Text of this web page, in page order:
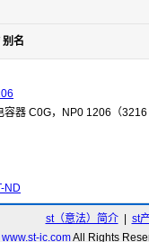
别名
器 C0G，NP0 1206（3216
ND
st（意法）简介| st
www.st-ic.comAll Rights